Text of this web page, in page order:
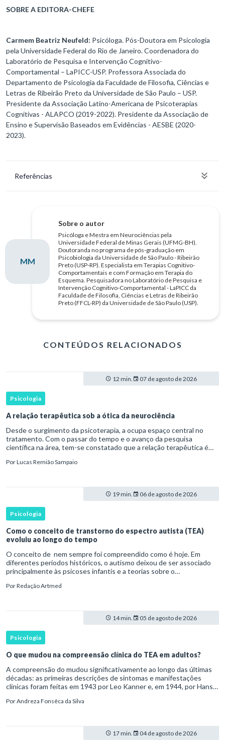
SOBRE A EDITORA-CHEFE
Carmem Beatriz Neufeld: Psicóloga. Pós-Doutora em Psicologia
pela Universidade Federal do Rio de Janeiro. Coordenadora do
Laboratório de Pesquisa e Intervenção Cognitivo-
Comportamental – LaPICC-USP. Professora Associada do
Departamento de Psicologia da Faculdade de Filosofia, Ciências e
Letras de Ribeirão Preto da Universidade de São Paulo – USP.
Presidente da Associação Latino-Americana de Psicoterapias
Cognitivas - ALAPCO (2019-2022). Presidente da Associação de
Ensino e Supervisão Baseados em Evidências - AESBE (2020-
2023).
Referências
MM
Sobre o autor
Psicóloga e Mestra em Neurociências pela
Universidade Federal de Minas Gerais (UFMG-BH).
Doutoranda no programa de pós-graduação em
Psicobiologia da Universidade de São Paulo - Ribeirão
Preto (USP-RP). Especialista em Terapias Cognitivo-
Comportamentais e com Formação em Terapia do
Esquema. Pesquisadora no Laboratório de Pesquisa e
Intervenção Cognitivo-Comportamental - LaPICC da
Faculdade de Filosofia, Ciências e Letras de Ribeirão
Preto (FFCL-RP) da Universidade de São Paulo (USP).
CONTEÚDOS RELACIONADOS
12 min. 07 de agosto de 2026
Psicologia
A relação terapêutica sob a ótica da neurociência
Desde o surgimento da psicoterapia, a ocupa espaço central no
tratamento. Com o passar do tempo e o avanço da pesquisa
científica na área, tem-se constatado que a relação terapêutica é
PorLucas Remião Sampaio
19 min. 06 de agosto de 2026
Psicologia
Como o conceito de transtorno do espectro autista (TEA)
evoluiu ao longo do tempo
O conceito de nem sempre foi compreendido como é hoje. Em
diferentes períodos históricos, o autismo deixou de ser associado
principalmente às psicoses infantis e a teorias sobre o
transtorno do des
PorRedação Artmed
14 min. 05 de agosto de 2026
Psicologia
O que mudou na compreensão clínica do TEA em adultos?
A compreensão do mudou significativamente ao longo das últimas
décadas: as primeiras descrições de sintomas e manifestações
clínicas foram feitas em 1943 por Leo Kanner e, em 1944, por Hans
PorAndreza Fonsêca da Silva
17 min. 04 de agosto de 2026